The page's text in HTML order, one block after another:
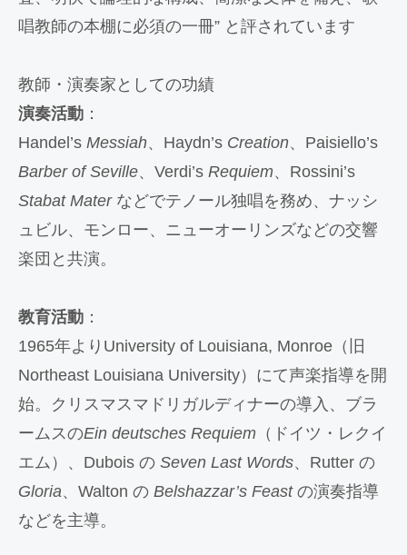
唱教師の本棚に必須の一冊” と評されています
教師・演奏家としての功績
演奏活動 ：
Handel’s Messiah、Haydn’s Creation、Paisiello’s
Barber of Seville、Verdi’s Requiem、Rossini’s
Stabat Materなどでテノール独唱を務め、ナッシ
ュビル、モンロー、ニューオーリンズなどの交響
楽団と共演。
教育活動 ：
1965年よりUniversity of Louisiana, Monroe（旧
Northeast Louisiana University）にて声楽指導を開
始。クリスマスマドリガルディナーの導入、ブラ
ームスのEin deutsches Requiem （ドイツ・レクイ
エム）、Dubois の Seven Last Words、Rutter の
Gloria、Walton の Belshazzar’s Feastの演奏指導
などを主導。